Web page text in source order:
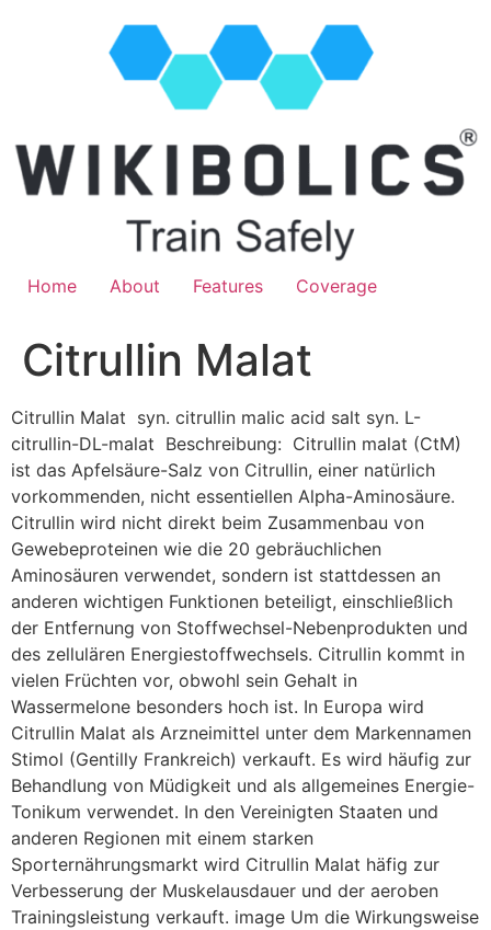
Home About Features Coverage
Citrullin Malat
Citrullin Malat syn. citrullin malic acid salt syn. L-
citrullin-DL-malat Beschreibung: Citrullin malat (CtM)
ist das Apfelsäure-Salz von Citrullin, einer natürlich
vorkommenden, nicht essentiellen Alpha-Aminosäure.
Citrullin wird nicht direkt beim Zusammenbau von
Gewebeproteinen wie die 20 gebräuchlichen
Aminosäuren verwendet, sondern ist stattdessen an
anderen wichtigen Funktionen beteiligt, einschließlich
der Entfernung von Stoffwechsel-Nebenprodukten und
des zellulären Energiestoffwechsels. Citrullin kommt in
vielen Früchten vor, obwohl sein Gehalt in
Wassermelone besonders hoch ist. In Europa wird
Citrullin Malat als Arzneimittel unter dem Markennamen
Stimol (Gentilly Frankreich) verkauft. Es wird häufig zur
Behandlung von Müdigkeit und als allgemeines Energie-
Tonikum verwendet. In den Vereinigten Staaten und
anderen Regionen mit einem starken
Sporternährungsmarkt wird Citrullin Malat häfig zur
Verbesserung der Muskelausdauer und der aeroben
Trainingsleistung verkauft. image Um die Wirkungsweise